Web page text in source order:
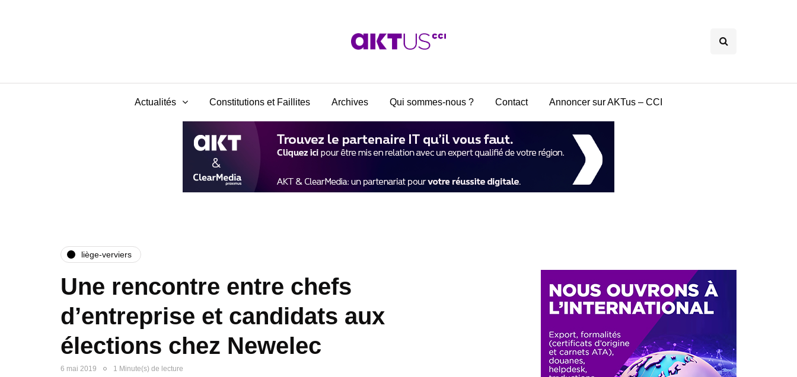
Actualités Constitutions et Faillites Archives Qui sommes-nous ? Contact Annoncer sur AKTus – CCI
liège-verviers
Une rencontre entre chefs
d’entreprise et candidats aux
élections chez Newelec
6 mai 2019 1 Minute(s) de lecture